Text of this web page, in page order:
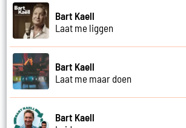
Bart Kaell
Laat me liggen
Bart Kaell
Laat me maar doen
Bart Kaell